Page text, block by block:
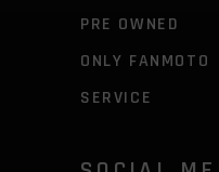
PRE OWNED
ONLY FANMOTO
SERVICE